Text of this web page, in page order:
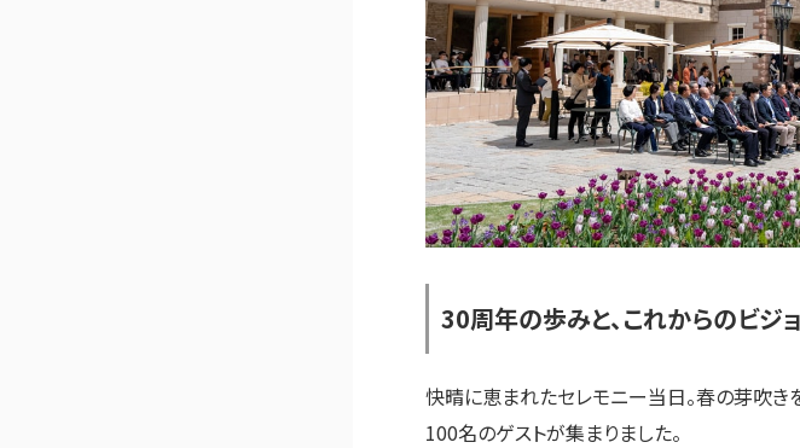
30周年の歩みと、これからのビジ
快晴に恵まれたセレモニー当日。春の芽吹
100名のゲストが集まりました。